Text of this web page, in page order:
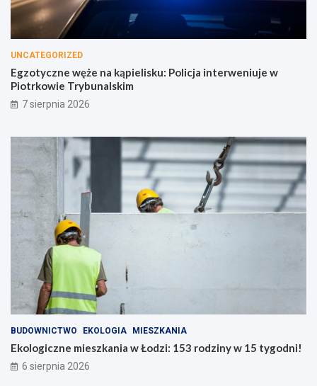
UNCATEGORIZED
Egzotyczne węże na kąpielisku: Policja interweniuje w
Piotrkowie Trybunalskim
7 sierpnia 2026
BUDOWNICTWO EKOLOGIA MIESZKANIA
Ekologiczne mieszkania w Łodzi: 153 rodziny w 15 tygodni!
6 sierpnia 2026